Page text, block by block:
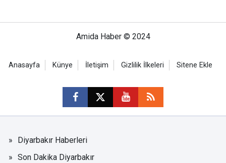
Amida Haber © 2024
Anasayfa Künye İletişim Gizlilik İlkeleri Sitene Ekle
Diyarbakır Haberleri
Son Dakika Diyarbakır